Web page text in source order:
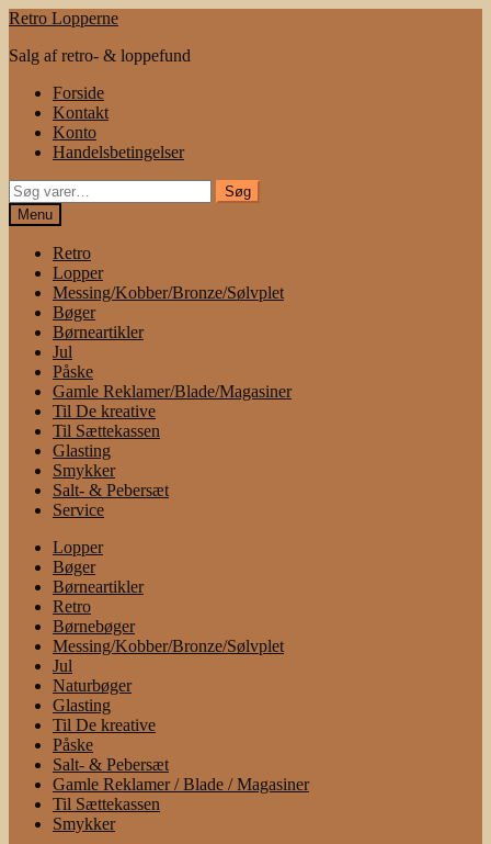
Spring
navigation
Spring
indhold
Retro Lopperne
Salg af retro- & loppefund
Forside
Kontakt
Konto
Handelsbetingelser
Søg
efter:
Søg
Menu
Retro
Lopper
Messing/Kobber/Bronze/Sølvplet
Bøger
Børneartikler
Jul
Påske
Gamle Reklamer/Blade/Magasiner
Til De kreative
Til Sættekassen
Glasting
Smykker
Salt- & Pebersæt
Service
Lopper
Bøger
Børneartikler
Retro
Børnebøger
Messing/Kobber/Bronze/Sølvplet
Jul
Naturbøger
Glasting
Til De kreative
Påske
Salt- & Pebersæt
Gamle Reklamer / Blade / Magasiner
Til Sættekassen
Smykker